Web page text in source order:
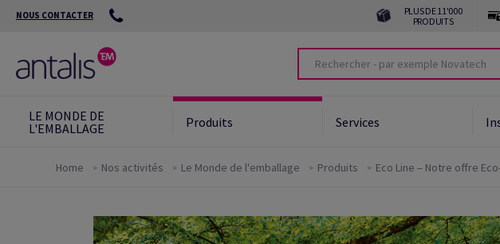
NOUS CONTACTER
PLUS DE 11'000
PRODUITS
LE MONDE DE
L'EMBALLAGE
Produits Services
Nos outils environnementaux
Home Nos activités Le Monde de l'emballage Produits Eco Line – Notre offre